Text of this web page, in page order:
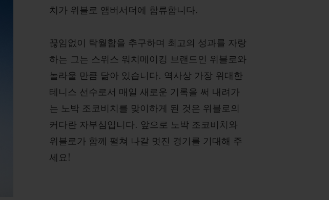
치가 위블로 앰버서더에 합류합니다.
끊임없이 탁월함을 추구하며 최고의 성과를 자랑
하는 그는 스위스 워치메이킹 브랜드인 위블로와
놀라울 만큼 닮아 있습니다. 역사상 가장 위대한
테니스 선수로서 매일 새로운 기록을 써 내려가
는 노박 조코비치를 맞이하게 된 것은 위블로의
커다란 자부심입니다. 앞으로 노박 조코비치와
위블로가 함께 펼쳐 나갈 멋진 경기를 기대해 주
세요!